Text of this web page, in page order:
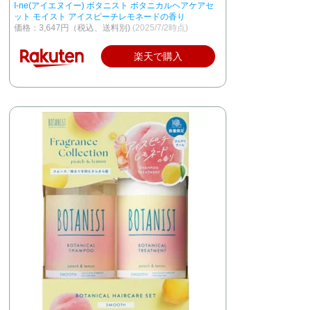
I-ne(アイエヌイー) ボタニスト ボタニカルヘアケアセ
ット モイスト アイスピーチレモネードの香り
価格：3,647円（税込、送料別) (2025/7/2時点)
楽天で購入